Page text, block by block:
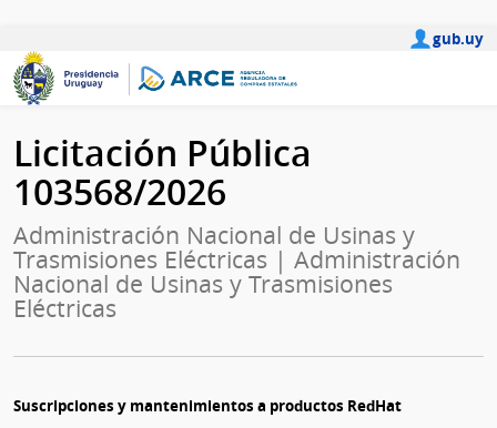
gub.uy
Licitación Pública
103568/2026
Administración Nacional de Usinas y
Trasmisiones Eléctricas | Administración
Nacional de Usinas y Trasmisiones
Eléctricas
Suscripciones y mantenimientos a productos RedHat